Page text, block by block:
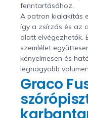
fenntartásához.
A patron kialakítás
így a zsírzás és az
alatt elvégezhetők.
szemlélet
kényelmesen és
legnagyobb
Graco